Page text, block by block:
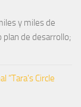
y miles de
plan de desarrollo;
“Tara's Circle